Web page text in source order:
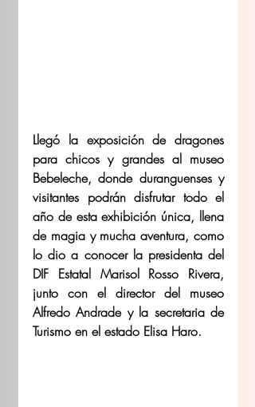
Llegó la exposición de dragones
para chicos y grandes al museo
Bebeleche, donde duranguenses y
visitantes podrán disfrutar todo el
año de esta exhibición única, llena
de magia y mucha aventura, como
lo dio a conocer la presidenta del
DIF Estatal Marisol Rosso Rivera,
junto con el director del museo
Alfredo Andrade y la secretaria de
Turismo en el estado Elisa Haro.